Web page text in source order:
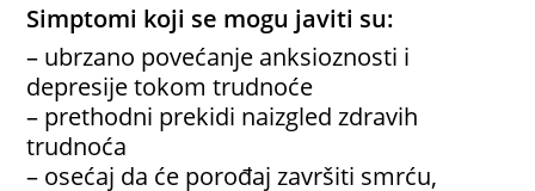
Simptomi koji se mogu javiti su:
– ubrzano povećanje anksioznosti i
depresije tokom trudnoće
– prethodni prekidi naizgled zdravih
trudnoća
– osećaj da će porođaj završiti smrću,